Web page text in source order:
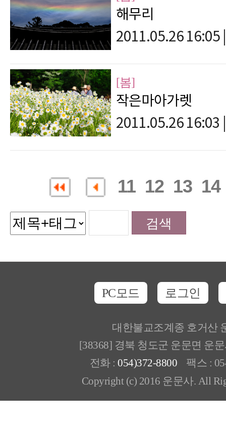
해무리
2011.05.26 16:05
[봄]
작은마아가렛
2011.05.26 16:03
11 12 13 14
PC모드 로그인
대한불교조계종 호거산
[38368] 경북 청도군 운문면 운
전화 : 054)372-8800 팩스 :
Copyright (c) 2016 운문사. All